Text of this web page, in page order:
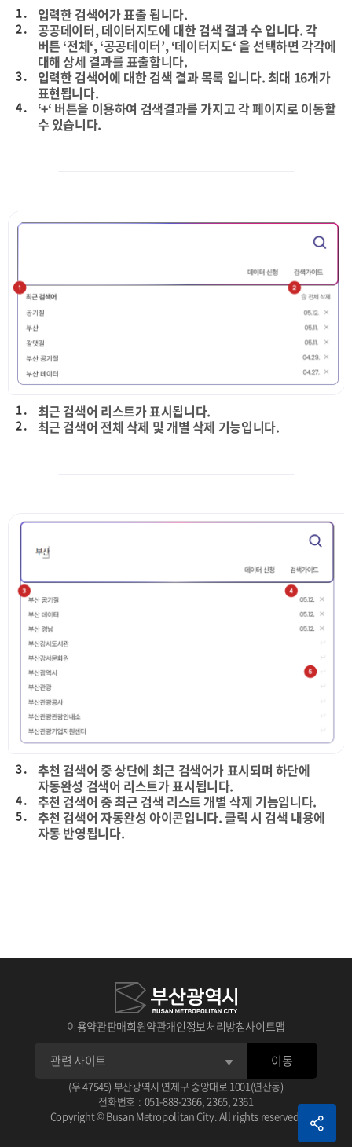
1 . 입력한 검색어가 표출 됩니다.
2 .
공공데이터, 데이터지도에 대한 검색 결과 수 입니다. 각
버튼 ‘전체‘, ‘공공데이터’, ‘데이터지도‘ 을 선택하면 각각에
대해 상세 결과를 표출합니다.
3 .
입력한 검색어에 대한 검색 결과 목록 입니다. 최대 16개가
표현됩니다.
4 .
‘+‘ 버튼을 이용하여 검색결과를 가지고 각 페이지로 이동할
수 있습니다.
1 . 최근 검색어 리스트가 표시됩니다.
2 . 최근 검색어 전체 삭제 및 개별 삭제 기능입니다.
3 .
추천 검색어 중 상단에 최근 검색어가 표시되며 하단에
자동완성 검색어 리스트가 표시됩니다.
4 . 추천 검색어 중 최근 검색 리스트 개별 삭제 기능입니다.
5 .
추천 검색어 자동완성 아이콘입니다. 클릭 시 검색 내용에
자동 반영됩니다.
체크가 없으면 기본 상세 검색됩니다.
검색 조건으로 AND, OR, NOT으로 검색됩니다.
상세검색 후 선택한 데이터의 타이틀입니다.
아이콘 클릭 시 선택한 데이터 스크랩이 가능합니다.
선택한 데이터 평점 주기 기능입니다.
선택한 데이터 관련 정보입니다.
이용약관판매회원약관개인정보처리방침사이트맵
(우 47545) 부산광역시 연제구 중앙대로 1001(연산동)
전화번호 : 051-888-2366 2365, 2361
Copyright © Busan Metropolitan City. All rights reserved.
이동